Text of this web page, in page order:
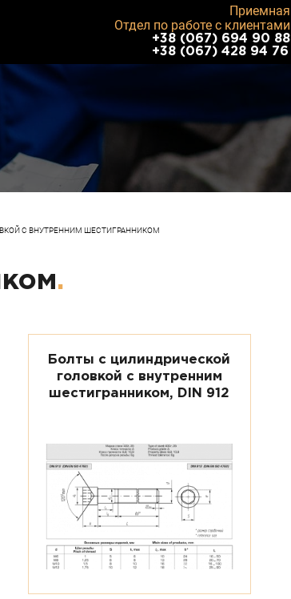
Приемная
Отдел по работе с клиентами
+38 (067) 694 90 88
+38 (067) 428 94 76
С ВНУТРЕННИМ ШЕСТИГРАННИКОМ
.
Болты с цилиндрической
головкой с внутренним
шестигранником, DIN 912